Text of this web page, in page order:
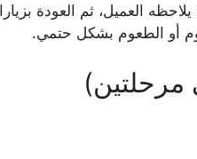
العميل، ثم العودة
أو الطعوم بشكل حتمي.
مرحلتين)